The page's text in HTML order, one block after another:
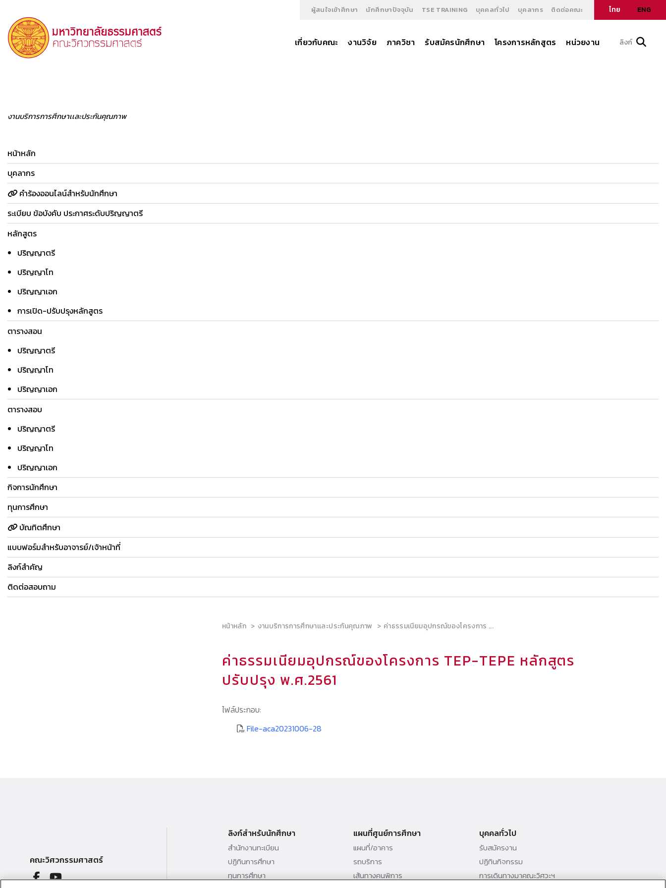
ผู้สนใจเข้าศึกษา นักศึกษาปัจจุบัน TSE TRAINING บุคคลทั่วไป บุคลากร ติดต่อคณะ ไทย ENG
เกี่ยวกับคณะ งานวิจัย ภาควิชา รับสมัครนักศึกษา โครงการหลักสูตร หน่วยงาน ลิงก์
งานบริการการศึกษาเเละประกันคุณภาพ
หน้าหลัก
บุคลากร
คำร้องออนไลน์สำหรับนักศึกษา
ระเบียบ ข้อบังคับ ประกาศระดับปริญญาตรี
หลักสูตร
ปริญญาตรี
ปริญญาโท
ปริญญาเอก
การเปิด-ปรับปรุงหลักสูตร
ตารางสอน
ปริญญาตรี
ปริญญาโท
ปริญญาเอก
ตารางสอบ
ปริญญาตรี
ปริญญาโท
ปริญญาเอก
กิจการนักศึกษา
ทุนการศึกษา
บัณทิตศึกษา
แบบฟอร์มสำหรับอาจารย์/เจ้าหน้าที่
ลิงก์สำคัญ
ติดต่อสอบถาม
หน้าหลัก งานบริการการศึกษาเเละประกันคุณภาพ ค่าธรรมเนียมอุปกรณ์ของโครงการ ...
ค่าธรรมเนียมอุปกรณ์ของโครงการ TEP-TEPE หลักสูตร
ปรับปรุง พ.ศ.2561
ไฟล์ประกอบ:
File-aca20231006-28
คณะวิศวกรรมศาสตร์
ลิงก์สำหรับนักศึกษา
สำนักงานทะเบียน
ปฏิทินการศึกษา
ทุนการศึกษา
แผนที่ศูนย์การศึกษา
แผนที่/อาคาร
รถบริการ
เส้นทางคนพิการ
บุคคลทั่วไป
รับสมัครงาน
ปฏิทินกิจกรรม
การเดินทางมาคณะวิศวะฯ